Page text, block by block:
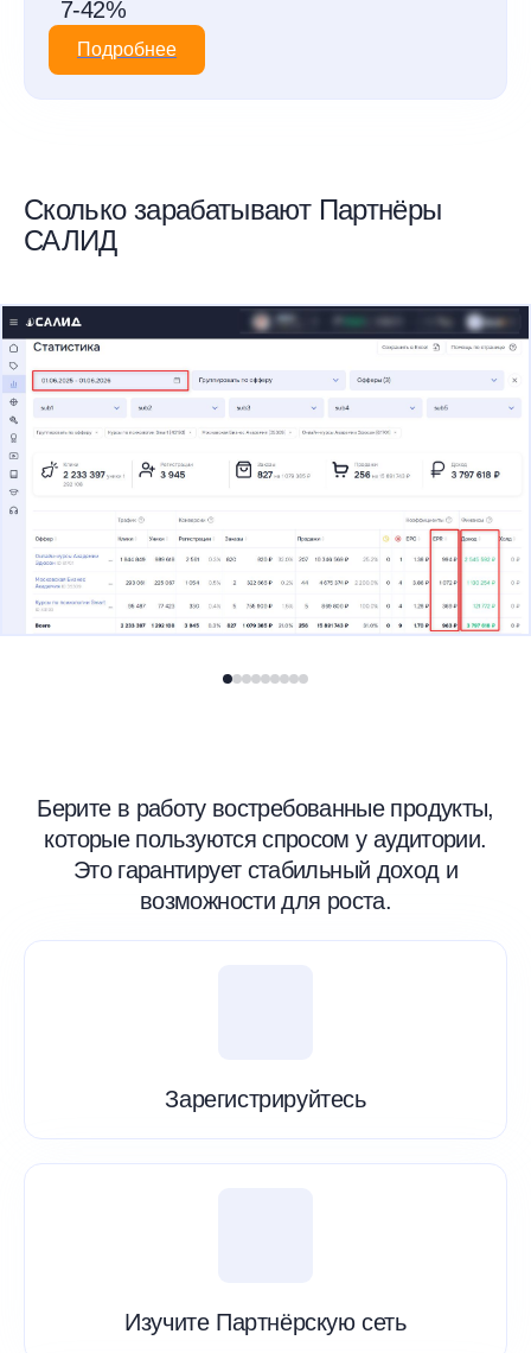
7-42%
Подробнее
Сколько зарабатывают Партнёры
САЛИД
Берите в работу востребованные продукты,
которые пользуются спросом у аудитории.
Это гарантирует стабильный доход и
возможности для роста.
Зарегистрируйтесь
Изучите Партнёрскую сеть